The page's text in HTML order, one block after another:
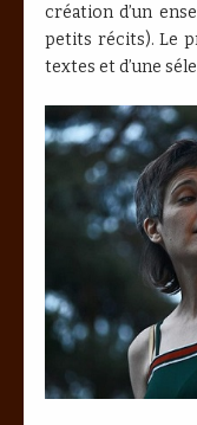
création d’un
petits récits). Le
textes et d’une